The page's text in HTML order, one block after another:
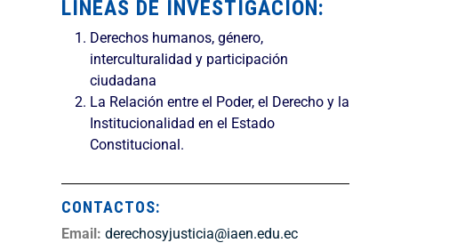
LÍNEAS DE INVESTIGACIÓN:
Derechos humanos, género,
interculturalidad y participación
ciudadana
La Relación entre el Poder, el Derecho y la
Institucionalidad en el Estado
Constitucional.
CONTACTOS:
Email: derechosyjusticia@iaen.edu.ec